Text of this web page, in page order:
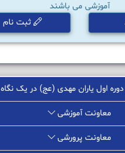
آموزشی می باشند
ثبت نام
اول یاران مهدی (عج) در یک نگاه
معاونت آموزشی
معاونت پرورشی